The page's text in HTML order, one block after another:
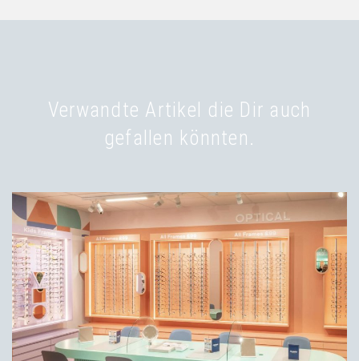
Verwandte Artikel die Dir auch
gefallen könnten.